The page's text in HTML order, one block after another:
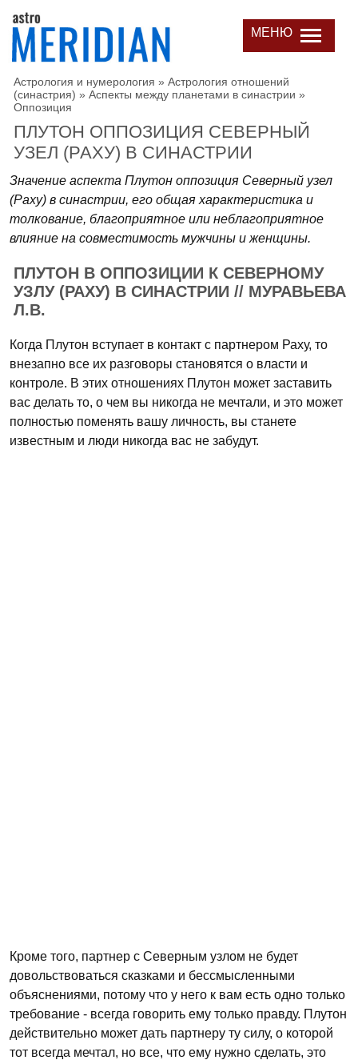
МЕНЮ
Астрология и нумерология » Астрология отношений
(синастрия) » Аспекты между планетами в синастрии »
Оппозиция
ПЛУТОН ОППОЗИЦИЯ СЕВЕРНЫЙ
УЗЕЛ (РАХУ) В СИНАСТРИИ
Значение аспекта Плутон оппозиция Северный узел
(Раху) в синастрии, его общая характеристика и
толкование, благоприятное или неблагоприятное
влияние на совместимость мужчины и женщины.
ПЛУТОН В ОППОЗИЦИИ К СЕВЕРНОМУ
УЗЛУ (РАХУ) В СИНАСТРИИ // МУРАВЬЕВА
Л.В.
Когда Плутон вступает в контакт с партнером Раху, то
внезапно все их разговоры становятся о власти и
контроле. В этих отношениях Плутон может заставить
вас делать то, о чем вы никогда не мечтали, и это может
полностью поменять вашу личность, вы станете
известным и люди никогда вас не забудут.
Кроме того, партнер с Северным узлом не будет
довольствоваться сказками и бессмысленными
объяснениями, потому что у него к вам есть одно только
требование - всегда говорить ему только правду. Плутон
действительно может дать партнеру ту силу, о которой
тот всегда мечтал, но все, что ему нужно сделать, это